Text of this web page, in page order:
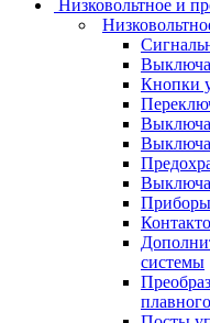
Низковольтное и
Кнопки
Приборы
системы